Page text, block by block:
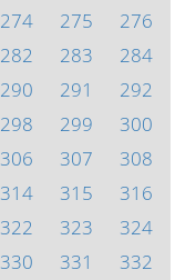
274 275
276
282 283
284
290 291
292
298 299
300
306 307
308
314 315
316
322 323
324
330 331
332